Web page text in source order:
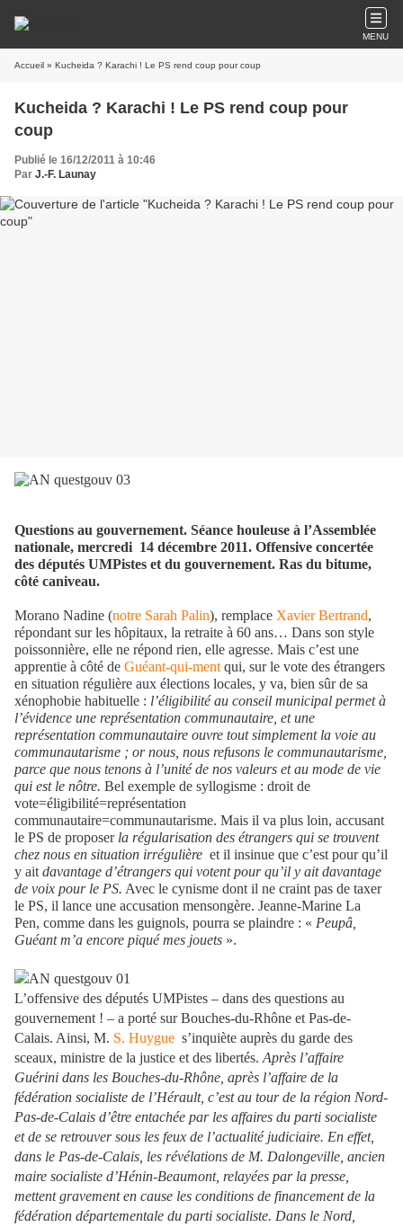
MENU
Accueil » Kucheida ? Karachi ! Le PS rend coup pour coup
Kucheida ? Karachi ! Le PS rend coup pour
coup
Publié le 16/12/2011 à 10:46
Par J.-F. Launay
Questions au gouvernement. Séance houleuse à l’Assemblée
nationale, mercredi 14 décembre 2011. Offensive concertée
des députés UMPistes et du gouvernement. Ras du bitume,
côté caniveau.
Morano Nadine (notre Sarah Palin), remplace Xavier Bertrand,
répondant sur les hôpitaux, la retraite à 60 ans… Dans son style
poissonnière, elle ne répond rien, elle agresse. Mais c’est une
apprentie à côté de Guéant-qui-ment qui, sur le vote des étrangers
en situation régulière aux élections locales, y va, bien sûr de sa
xénophobie habituelle : l’éligibilité au conseil municipal permet à
l’évidence une représentation communautaire, et une
représentation communautaire ouvre tout simplement la voie au
communautarisme ; or nous, nous refusons le communautarisme,
parce que nous tenons à l’unité de nos valeurs et au mode de vie
qui est le nôtre. Bel exemple de syllogisme : droit de
vote=éligibilité=représentation
communautaire=communautarisme. Mais il va plus loin, accusant
le PS de proposer la régularisation des étrangers qui se trouvent
chez nous en situation irrégulière et il insinue que c’est pour qu’il
y ait davantage d’étrangers qui votent pour qu’il y ait davantage
de voix pour le PS. Avec le cynisme dont il ne craint pas de taxer
le PS, il lance une accusation mensongère. Jeanne-Marine La
Pen, comme dans les guignols, pourra se plaindre : « Peupâ,
Guéant m’a encore piqué mes jouets ».
L’offensive des députés UMPistes – dans des questions au
gouvernement ! – a porté sur Bouches-du-Rhône et Pas-de-
Calais. Ainsi, M. S. Huygue s’inquiète auprès du garde des
sceaux, ministre de la justice et des libertés. Après l’affaire
Guérini dans les Bouches-du-Rhône, après l’affaire de la
fédération socialiste de l’Hérault, c’est au tour de la région Nord-
Pas-de-Calais d’être entachée par les affaires du parti socialiste
et de se retrouver sous les feux de l’actualité judiciaire. En effet,
dans le Pas-de-Calais, les révélations de M. Dalongeville, ancien
maire socialiste d’Hénin-Beaumont, relayées par la presse,
mettent gravement en cause les conditions de financement de la
fédération départementale du parti socialiste. Dans le Nord,